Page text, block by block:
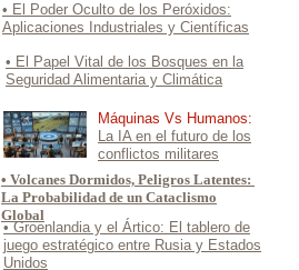
• Groenlandia y el Ártico: El tablero de
juego estratégico entre Rusia y Estados
Unidos
Máquinas Vs Humanos:
La IA en el futuro de los
conflictos militares
• Volcanes Dormidos, Peligros Latentes:
La Probabilidad de un Cataclismo
Global
• El Poder Oculto de los Peróxidos:
Aplicaciones Industriales y Científicas
• El Papel Vital de los Bosques en la
Seguridad Alimentaria y Climática